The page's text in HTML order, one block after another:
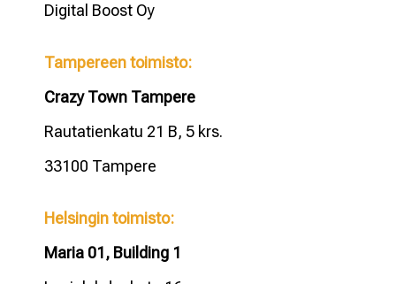
Digital Boost Oy
Tampereen toimisto:
Crazy Town Tampere
Rautatienkatu 21 B, 5 krs.
33100 Tampere
Helsingin toimisto:
Maria 01, Building 1